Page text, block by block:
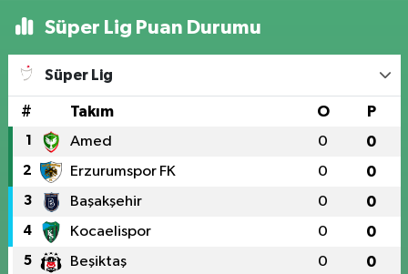
Süper Lig Puan Durumu
Süper Lig
# Takım O P
1 Amed 0 0
2 Erzurumspor FK 0 0
3 Başakşehir 0 0
4 Kocaelispor 0 0
5 Beşiktaş 0 0